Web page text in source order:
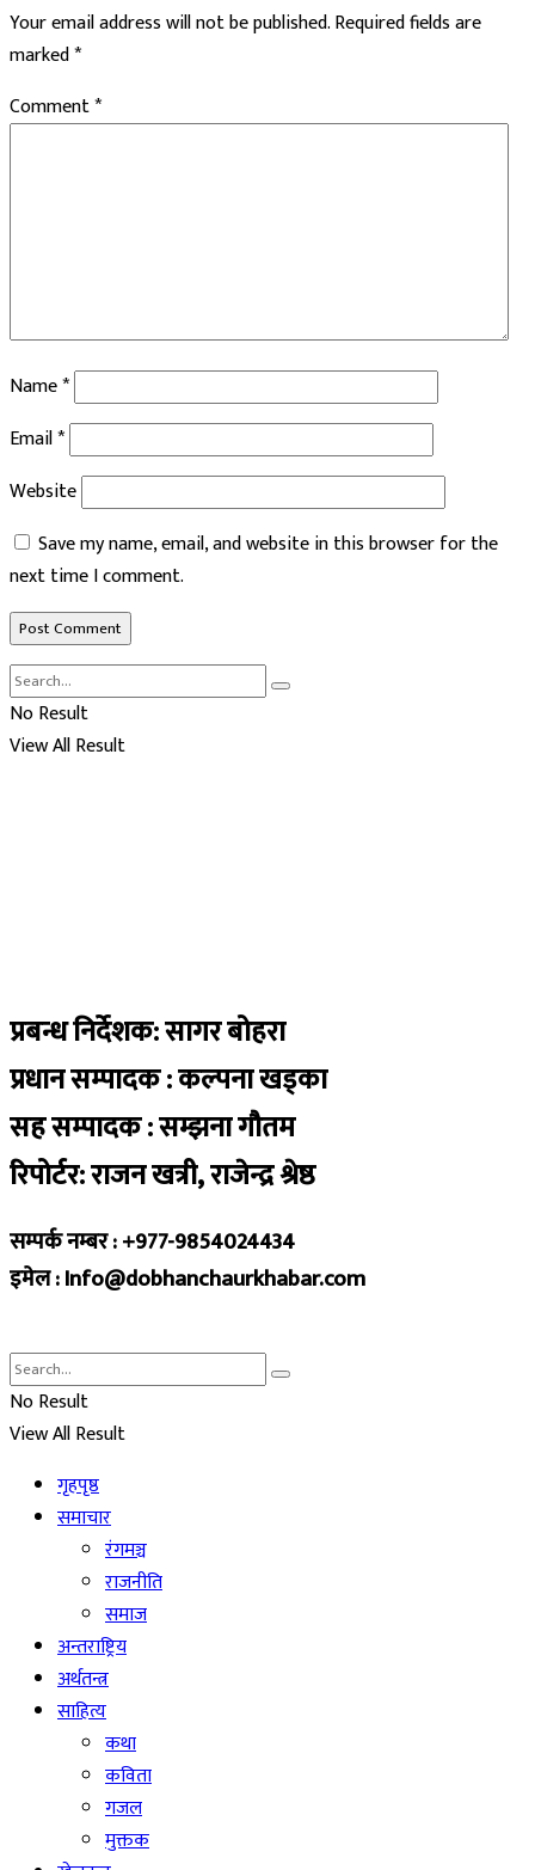
Your email address will not be published.Required fields are
marked*
Comment*
Name*
Email*
Website
Save my name, email, and website in this browser for the
next time I comment.
No Result
View All Result
प्रबन्ध निर्देशक: सागर बोहरा
प्रधान सम्पादक : कल्पना खड्का
सह सम्पादक : सम्झना गौतम
रिपोर्टर: राजन खत्री, राजेन्द्र श्रेष्ठ
सम्पर्क नम्बर : +977-9854024434
इमेल : Info@dobhanchaurkhabar.com
No Result
View All Result
गृहपृष्ठ
समाचार
रंगमञ्च
राजनीति
समाज
अन्तराष्ट्रिय
अर्थतन्त्र
साहित्य
कथा
कविता
गजल
मुक्तक